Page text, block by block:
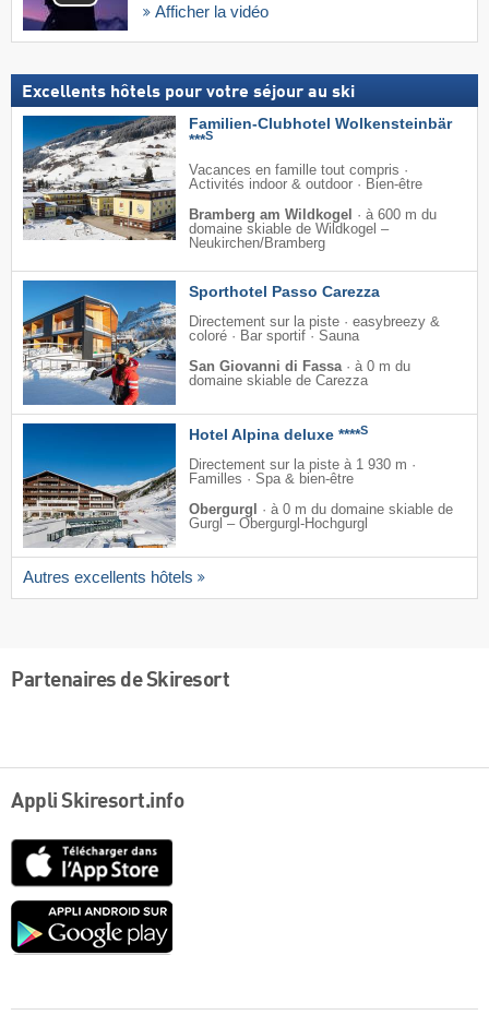
Afficher la vidéo
Excellents hôtels pour votre séjour au ski
Familien-Clubhotel Wolkensteinbär
***S
Vacances en famille tout compris ·
Activités indoor & outdoor · Bien-être
Bramberg am Wildkogel
· à 600 m du
domaine skiable de Wildkogel –
Neukirchen/​Bramberg
Sporthotel Passo Carezza
Directement sur la piste · easybreezy &
coloré · Bar sportif · Sauna
San Giovanni di Fassa· à 0 m du
domaine skiable de Carezza
Hotel Alpina deluxe ****S
Directement sur la piste à 1 930 m ·
Familles · Spa & bien-être
Obergurgl
· à 0 m du domaine skiable de
Gurgl – Obergurgl-Hochgurgl
Autres excellents hôtels
Partenaires de Skiresort
Appli Skiresort.info
Google